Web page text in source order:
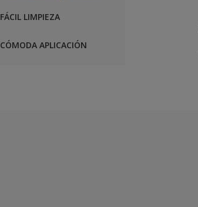
FÁCIL LIMPIEZA
CÓMODA APLICACIÓN